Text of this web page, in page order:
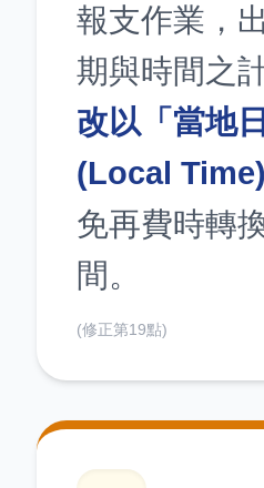
報支作業，
期與時間之
改以「當地
(Local
免再費時轉
間。
(修正第19點)